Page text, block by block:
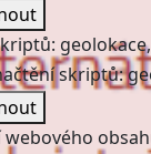
skriptů: